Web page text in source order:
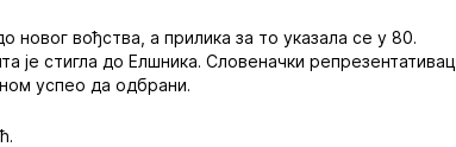
новог вођства, а прилика за то указала се у 80.
је стигла до Елшника. Словеначки репрезентативац
успео да одбрани.